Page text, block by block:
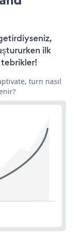
ilk
turn nasıl